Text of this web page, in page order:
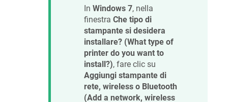
In Windows 7, nella
finestra Che tipo di
stampante si desidera
installare? (What type of
printer do you want to
install?), fare clic su
Aggiungi stampante di
rete, wireless o Bluetooth
(Add a network, wireless